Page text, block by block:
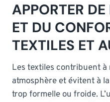
APPORTER
ET DU
TEXTILES ET
Les textiles contribuent
atmosphère et évitent à
trop formelle ou froide.